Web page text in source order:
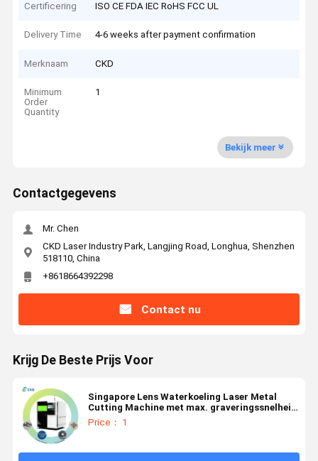
Certificering ISO CE FDA IEC RoHS FCC UL
Delivery Time 4-6 weeks after payment confirmation
Merknaam CKD
Minimum
Order
Quantity
1
Bekijk meer
Contactgegevens
Mr. Chen
CKD Laser Industry Park, Langjing Road, Longhua, Shenzhen
518110, China
+8618664392298
Contact nu
Krijg De Beste Prijs Voor
Singapore Lens Waterkoeling Laser Metal
Cutting Machine met max. graveringssnelheid
1500mm/s
Price： 1